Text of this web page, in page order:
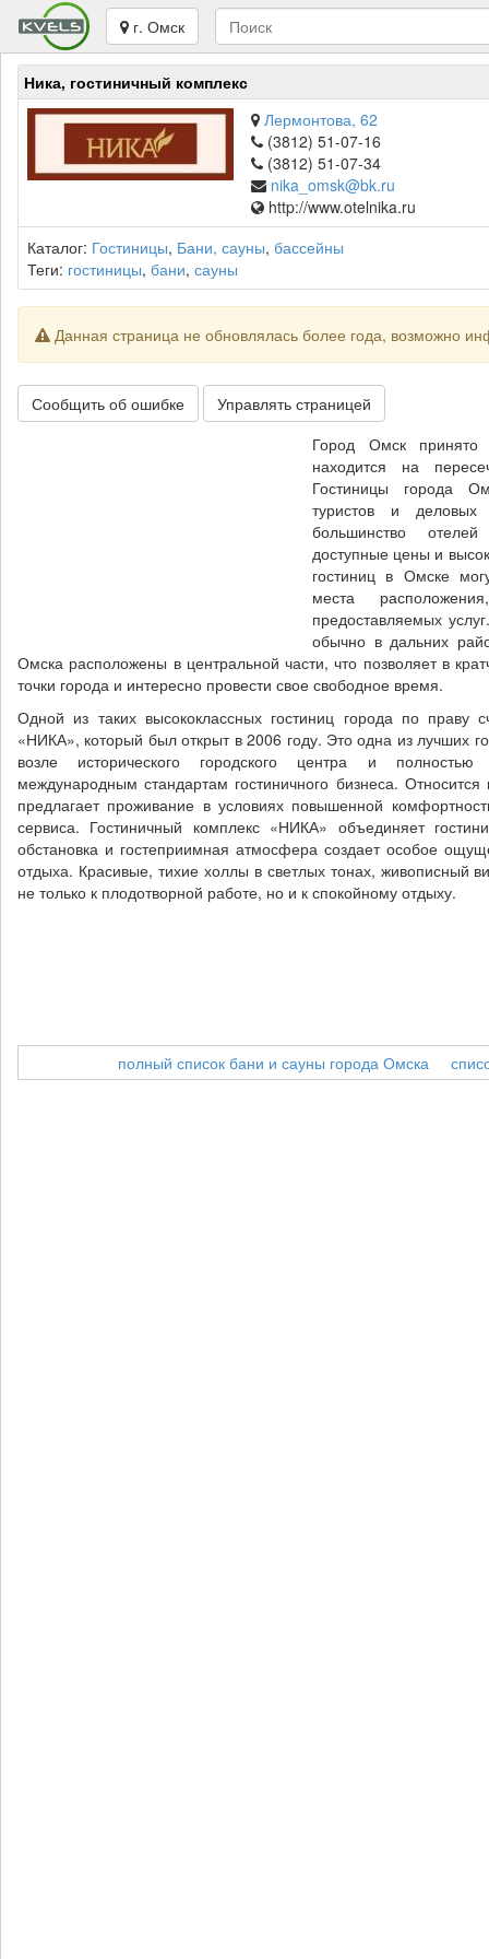
г. Омск
Ника, гостиничный комплекс
Лермонтова, 62
(3812) 51-07-16
(3812) 51-07-34
nika_omsk@bk.ru
http://www.otelnika.ru
Каталог: Гостиницы, Бани, сауны, бассейны
Теги: гостиницы, бани, сауны
Данная страница не обновлялась более года, возможно
Сообщить об ошибке
Управлять страницей
Город Омск
находится на
Гостиницы города
туристов и
большинство
доступные цены и
гостиниц в Омске
места
предоставляемых
обычно в дальних
Омска расположены в центральной части, что позволяет в
точки города и интересно провести свое свободное время.
Одной из таких высококлассных гостиниц города по праву
«НИКА», который был открыт в 2006 году. Это одна из лучших
возле исторического городского центра и полностью
международным стандартам гостиничного бизнеса. Относится
предлагает проживание в условиях повышенной
сервиса. Гостиничный комплекс «НИКА» объединяет
обстановка и гостеприимная атмосфера создает особое
отдыха. Красивые, тихие холлы в светлых тонах, живописный
не только к плодотворной работе, но и к спокойному отдыху.
полный список бани и сауны города Омска